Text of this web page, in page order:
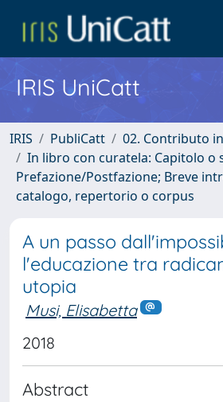
IRIS UniCatt
IRIS PubliCatt
02. Contributo
In libro con curatela: Capitolo o
Prefazione/Postfazione; Breve
catalogo, repertorio o corpus
A un passo
l'educazione tra
utopia
Musi, Elisabetta
2018
Abstract